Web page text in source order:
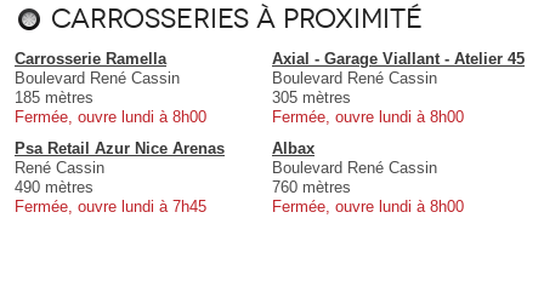
Carrosseries à proximité
Carrosserie Ramella
Boulevard René Cassin
185 mètres
Fermée, ouvre lundi à 8h00
Axial - Garage Viallant - Atelier 45
Boulevard René Cassin
305 mètres
Fermée, ouvre lundi à 8h00
Psa Retail Azur Nice Arenas
René Cassin
490 mètres
Fermée, ouvre lundi à 7h45
Albax
Boulevard René Cassin
760 mètres
Fermée, ouvre lundi à 8h00